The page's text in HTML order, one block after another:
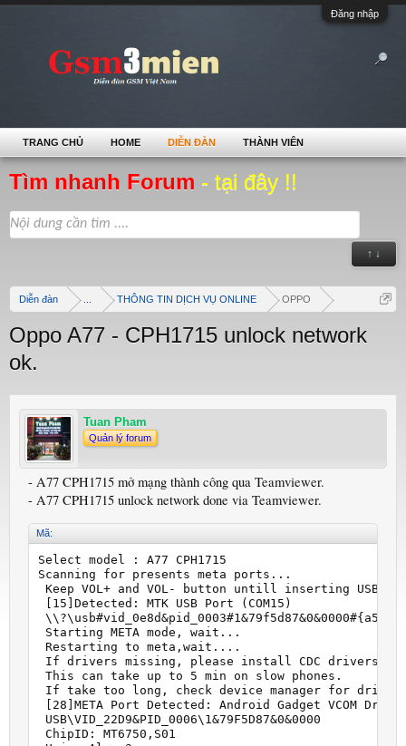
Đăng nhập
Tìm nhanh Forum - tại đây !!
↑ ↓
Diễn đàn THÔNG TIN DỊCH VỤ ONLINE OPPO
Oppo A77 - CPH1715 unlock network
ok.
Tuan Pham
Quản lý forum
- A77 CPH1715 mở mạng thành công qua Teamviewer.
- A77 CPH1715 unlock network done via Teamviewer.
Mã:
Select model : A77 CPH1715
Scanning for presents meta ports...
Keep VOL+ and VOL- button untill inserting USB
[15]Detected: MTK USB Port (COM15)
Starting META mode, wait...
Restarting to meta,wait....
If drivers missing, please install CDC drivers.
This can take up to 5 min on slow phones.
If take too long, check device manager for
[28]META Port Detected: Android Gadget VCOM Driver
USB\VID_22D9&PID_0006\1&79F5D87&0&0000
ChipID: MT6750,S01
TRANG CHỦ HOME DIỄN ĐÀN THÀNH VIÊN